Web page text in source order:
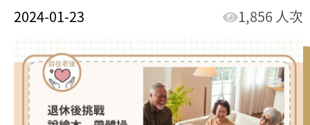
2024-01-23 1,856 人次